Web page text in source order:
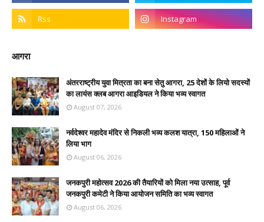
आगरा
अंतरराष्ट्रीय युवा मित्रता का बना सेतु आगरा, 25 देशों के लियो सदस्यों
का लायंस क्लब आगरा आइडियल ने किया भव्य स्वागत
August 07, 2026
नर्वदेश्वर महादेव मंदिर से निकली भव्य कलश यात्रा, 150 महिलाओं ने
लिया भाग
August 06, 2026
जनकपुरी महोत्सव 2026 की तैयारियों को मिला नया उत्साह, पूर्व
जनकपुरी कमेटी ने किया आयोजन समिति का भव्य स्वागत
August 06, 2026